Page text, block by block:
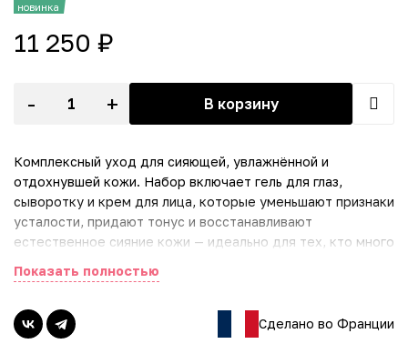
новинка
11 250 ₽
- + В корзину
Комплексный уход для сияющей, увлажнённой и
отдохнувшей кожи. Набор включает гель для глаз,
сыворотку и крем для лица, которые уменьшают признаки
усталости, придают тонус и восстанавливают
естественное сияние кожи — идеально для тех, кто много
• Гель для глаз против признаков усталости, 15 мл – лёгкий
гель с розовой водой и гиалуроновой кислотой
Показать полностью
Сделано во Франции